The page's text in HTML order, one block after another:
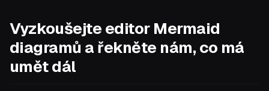
Vyzkoušejte editor Mermaid
diagramů a řekněte nám, co má
umět dál